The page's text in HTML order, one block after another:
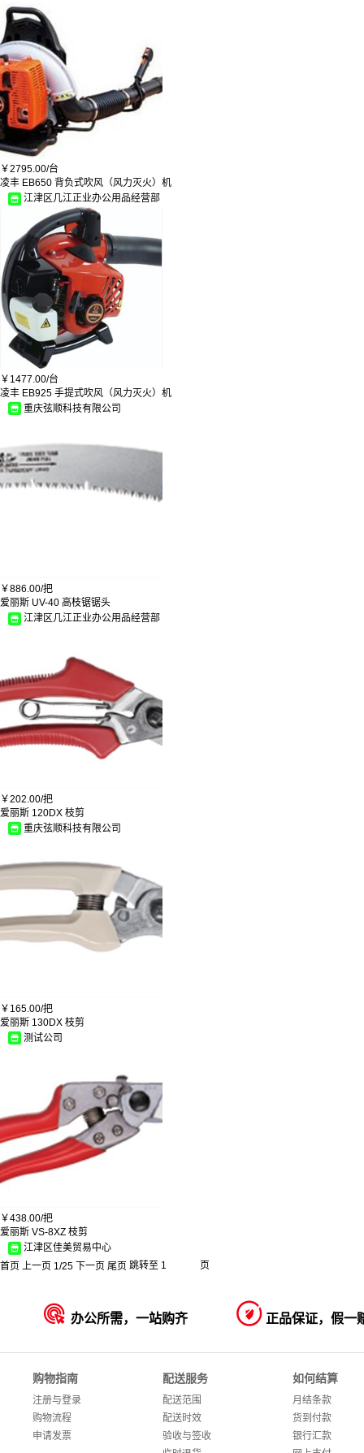
￥2795.00/台
凌丰 EB650 背负式吹风（风力灭火）机
江津区几江正业办公用品经营部
￥ 1477.00/台
凌丰 EB925 手提式吹风（风力灭火）机
重庆弦顺科技有限公司
￥886.00/把
爱丽斯 UV-40 高枝锯锯头
江津区几江正业办公用品经营部
￥202.00/把
爱丽斯 120DX 枝剪
重庆弦顺科技有限公司
￥ 165.00/把
爱丽斯 130DX 枝剪
测试公司
￥438.00/把
爱丽斯 VS-8XZ 枝剪
江津区佳美贸易中心
首页
上一页 1 /25 下一页 尾页 跳转至 页
 办公所需，一站购齐  正品保证，假一
购物指南
注册与登录
购物流程
申请发票
配送服务
配送范围
配送时效
验收与签收
如何结算
月结条款
货到付款
银行汇款